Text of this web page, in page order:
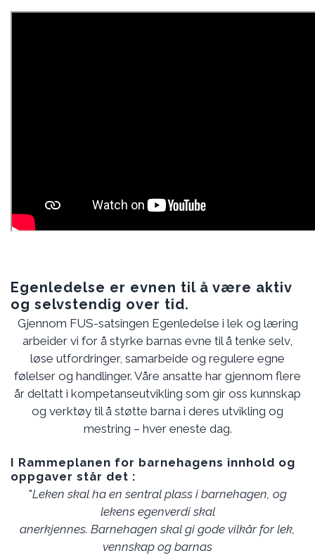
Egenledelse er evnen til å være aktiv
og selvstendig over tid.
Gjennom FUS-satsingen Egenledelse i lek og læring
arbeider vi for å styrke barnas evne til å tenke selv,
løse utfordringer, samarbeide og regulere egne
følelser og handlinger. Våre ansatte har gjennom flere
år deltatt i kompetanseutvikling som gir oss kunnskap
og verktøy til å støtte barna i deres utvikling og
mestring – hver eneste dag.
I Rammeplanen for barnehagens innhold og
oppgaver står det :
"Leken skal ha en sentral plass i barnehagen, og
lekens egenverdi skal
anerkjennes. Barnehagen skal gi gode vilkår for lek,
vennskap og barnas